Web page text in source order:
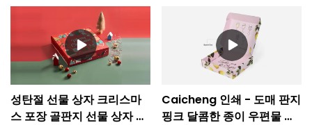
성탄절 선물 상자 크리스마
스 포장 골판지 선물 상자 도
Caicheng 인쇄 - 도매 판지
핑크 달콤한 종이 우편물 선